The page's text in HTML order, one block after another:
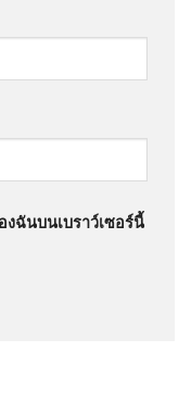
งฉันบนเบราว์เซอร์นี้